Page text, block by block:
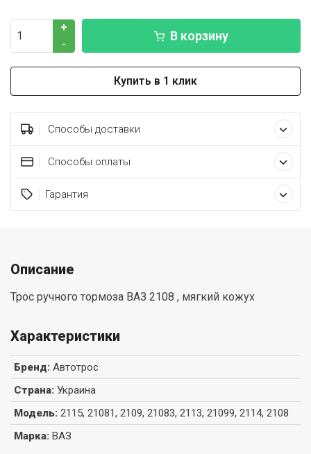
+
-
В корзину
Купить в 1 клик
Способы доставки
Способы оплаты
Гарантия
Описание
Трос ручного тормоза ВАЗ 2108 , мягкий кожух
Характеристики
Бренд: Автотрос
Страна: Украина
Модель: 2115, 21081, 2109, 21083, 2113, 21099, 2114, 2108
Марка: ВАЗ